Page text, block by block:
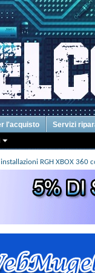
l'acquisto Servizi
RGH XBOX 360